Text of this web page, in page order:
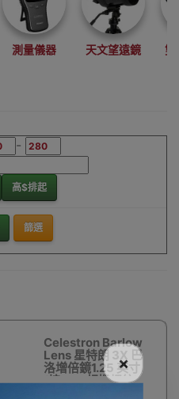
測量儀器 天文望遠鏡 雙
-
高$排起
篩選
Celestron Barlow
Lens 星特朗 3X 巴
洛增倍鏡1.25 英寸
(接M42相機螺紋)
×